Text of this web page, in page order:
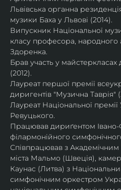
Львівська органна
музики Баха у Львові (2014).
Випускник Національної
класу професора, народного
Здоренка.
Брав участь у
(2012).
Лауреат першої премії
диригентів "Музична Таврія"
Лауреат Національної премії
Ревуцького.
Працював дириґентом Івано-
філармонійного
Співпрацював з
міста Мальмо (Швеція),
Каунас (Литва) з
симфонічним оркестром